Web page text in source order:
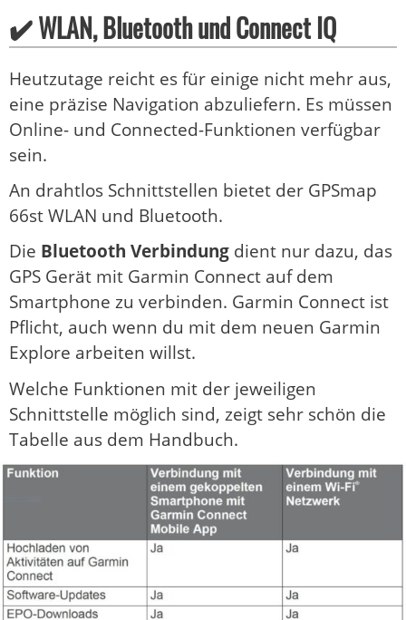
✔️ WLAN, Bluetooth und Connect IQ
Heutzutage reicht es für einige nicht mehr aus,
eine präzise Navigation abzuliefern. Es müssen
Online- und Connected-Funktionen verfügbar
sein.
An drahtlos Schnittstellen bietet der GPSmap
66st WLAN und Bluetooth.
Die Bluetooth Verbindung dient nur dazu, das
GPS Gerät mit Garmin Connect auf dem
Smartphone zu verbinden. Garmin Connect ist
Pflicht, auch wenn du mit dem neuen Garmin
Explore arbeiten willst.
Welche Funktionen mit der jeweiligen
Schnittstelle möglich sind, zeigt sehr schön die
Tabelle aus dem Handbuch.